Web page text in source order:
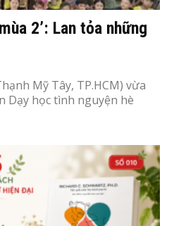
2’: Lan tỏa những
Mỹ Tây, TP.HCM) vừa
Dạy học tình nguyện hè